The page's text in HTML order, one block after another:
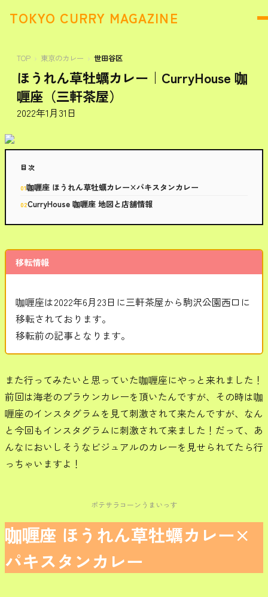
TOKYO CURRY MAGAZINE
TOP 東京のカレー 世田谷区
ほうれん草牡蠣カレー｜CurryHouse 咖
喱座（三軒茶屋）
2022年1月31日
目次
咖喱座 ほうれん草牡蠣カレー×パキスタンカレー
CurryHouse 咖喱座 地図と店舗情報
移転情報
咖喱座は2022年6月23日に三軒茶屋から駒沢公園西口に
移転されております。
移転前の記事となります。
また行ってみたいと思っていた咖喱座にやっと来れました！
前回は海老のプラウンカレーを頂いたんですが、その時は咖
喱座のインスタグラムを見て刺激されて来たんですが、なん
と今回もインスタグラムに刺激されて来ました！だって、あ
んなにおいしそうなビジュアルのカレーを見せられてたら行
っちゃいますよ！
ポテサラコーンうまいっす
咖喱座 ほうれん草牡蠣カレー×
パキスタンカレー